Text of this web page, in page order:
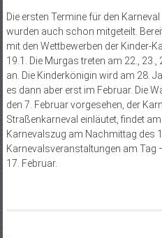
Die ersten Termine für den
wurden auch schon mitgeteilt.
mit den Wettbewerben der Kinder-
19.1. Die Murgas treten am 22.,
an. Die Kinderkönigin wird am 28.
es dann aber erst im Februar. Die
den 7. Februar vorgesehen, der
Straßenkarneval einläutet, findet
Karnevalszug am Nachmittag des
Karnevalsveranstaltungen am Tag
17. Februar.